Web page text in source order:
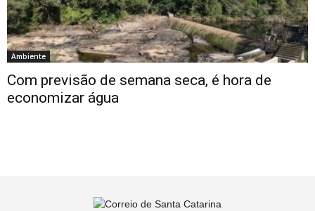
Ambiente
Com previsão de semana seca, é hora de
economizar água